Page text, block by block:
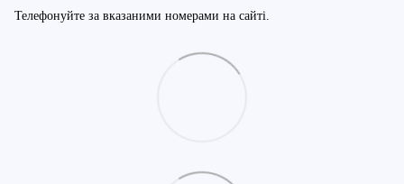
Телефонуйте за вказаними номерами на сайті.